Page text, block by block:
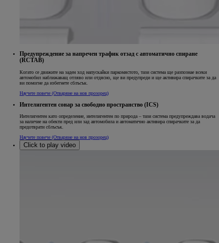
Предупреждение за напречен трафик отзад с автоматично спиране
(RCTAB)
Когато се движите на заден ход напускайки паркомястото, тази система ще разпознае всеки
автомобил наближаващ отляво или отдясно, ще ви предупреди и ще активира спирачките за да
ви помогне да избегнете сблъсък.
Научете повече (Отваряне на нов прозорец)
Интелигентен сонар за свободно пространство (ICS)
Интелигентен като определение, интелигентен по природа – тази система предупреждава водача
за наличие на обекти пред или зад автомобила и автоматично активира спирачките за да
предотврати сблъсък.
Научете повече (Отваряне на нов прозорец)
Click to play video